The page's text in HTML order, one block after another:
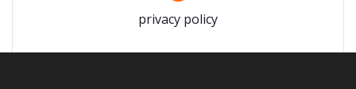
privacy policy